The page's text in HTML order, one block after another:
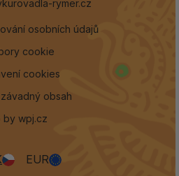
rymer.cz
osobních údajů
cookie
cookies
obsah
by wpj.cz
EUR